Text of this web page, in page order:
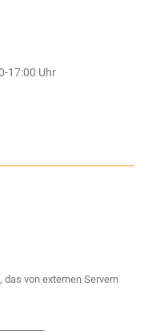
17:00 Uhr
von externen Servern